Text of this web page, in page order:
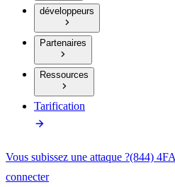
développeurs
Partenaires
Ressources
Tarification
Vous subissez une attaque ?(844)
connecter